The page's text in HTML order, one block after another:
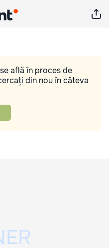
află în proces de
din nou în câteva